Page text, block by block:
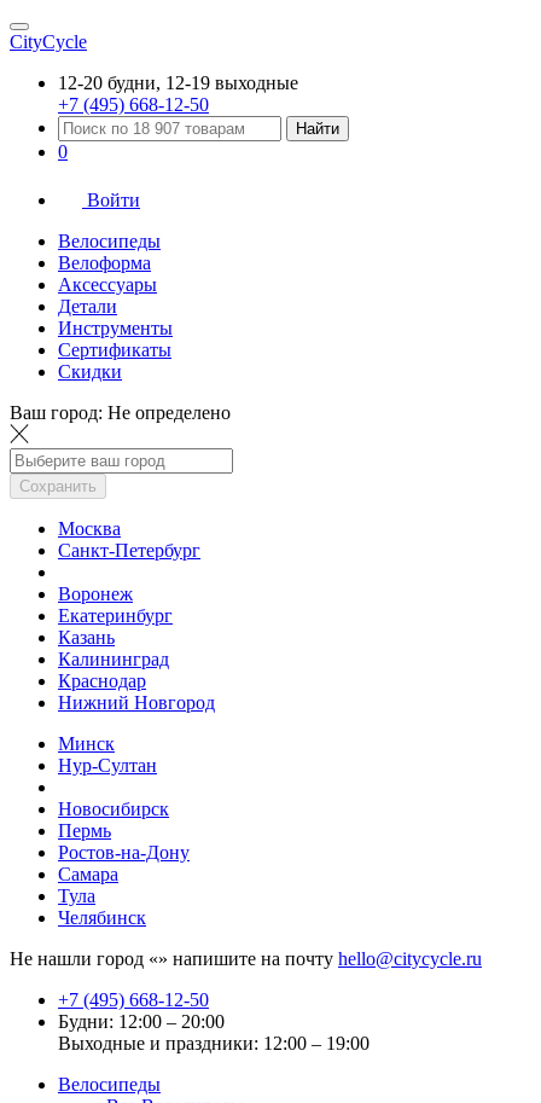
CityCycle
12-20 будни, 12-19 выходные
+7 (495) 668-12-50
Найти
0
Войти
Велосипеды
Велоформа
Аксессуары
Детали
Инструменты
Сертификаты
Скидки
Ваш город: Не определено
Сохранить
Москва
Санкт-Петербург
Воронеж
Екатеринбург
Казань
Калининград
Краснодар
Нижний Новгород
Минск
Нур-Султан
Новосибирск
Пермь
Ростов-на-Дону
Самара
Тула
Челябинск
Не нашли город «» напишите на почту hello@citycycle.ru
+7 (495) 668-12-50
Будни: 12:00 – 20:00
Выходные и праздники: 12:00 – 19:00
Велосипеды